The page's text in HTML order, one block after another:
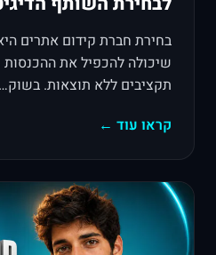
בחירת חברת קידום אתרים
שיכולה להכפיל את
תקציבים ללא תוצאות. בשוק…
קראו עוד ←